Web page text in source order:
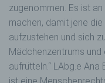
zugenommen. Es ist
machen, damit jene
aufzustehen und sich
Mädchenzentrums
aufrütteln.“ LAbg.e